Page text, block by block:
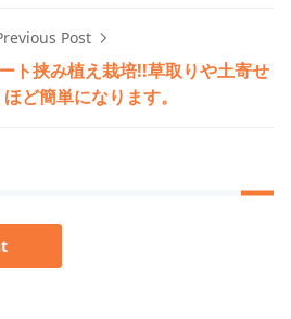
Post
ト挟み植え栽培!!草取りや土寄せ
ど簡単になります。